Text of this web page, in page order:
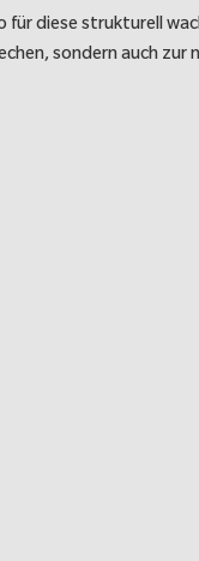
diese strukturell
sondern auch